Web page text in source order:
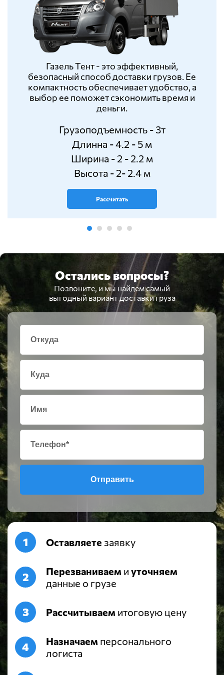
Газель Тент - это эффективный,
безопасный способ доставки грузов. Ее
компактность обеспечивает удобство, а
выбор ее поможет сэкономить время и
деньги.
Грузоподъемность - 3т
Длинна - 4.2 - 5 м
Ширина - 2 - 2.2 м
Высота - 2- 2.4 м
Рассчитать
Остались вопросы?
Позвоните, и мы найдем самый
выгодный вариант доставки груза
Отправить
Оставляете заявку
Перезваниваем и уточняем
данные о грузе
Рассчитываем итоговую цену
Назначаем персонального
логиста